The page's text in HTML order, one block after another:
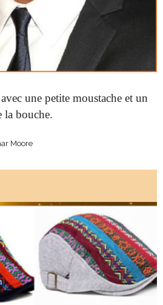
une petite moustache et un
la bouche.
Moore